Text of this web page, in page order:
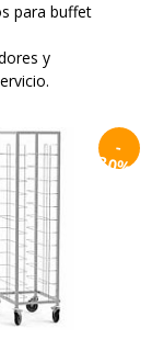
para buffet
y
-
30%